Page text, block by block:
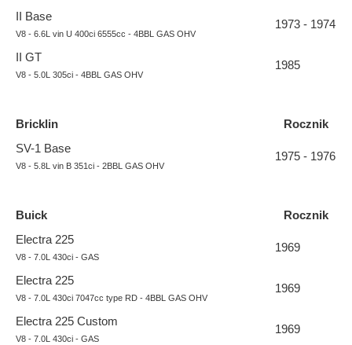
II Base
V8 - 6.6L vin U 400ci 6555cc - 4BBL GAS OHV
1973 - 1974
II GT
V8 - 5.0L 305ci - 4BBL GAS OHV
1985
Bricklin
Rocznik
SV-1 Base
V8 - 5.8L vin B 351ci - 2BBL GAS OHV
1975 - 1976
Buick
Rocznik
Electra 225
V8 - 7.0L 430ci - GAS
1969
Electra 225
V8 - 7.0L 430ci 7047cc type RD - 4BBL GAS OHV
1969
Electra 225 Custom
V8 - 7.0L 430ci - GAS
1969